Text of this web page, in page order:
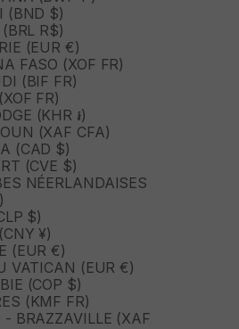
(BND $)
R$)
(EUR €)
FASO (XOF FR)
(BIF FR)
FR)
(KHR ៛)
(XAF CFA)
(CAD $)
(CVE $)
NÉERLANDAISES
$)
¥)
(EUR €)
VATICAN (EUR €)
(COP $)
(KMF FR)
- BRAZZAVILLE (XAF